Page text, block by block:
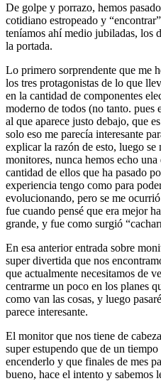
De golpe y porrazo, hemos
cotidiano estropeado y
teníamos ahí medio jubiladas, los
la portada.
Lo primero sorprendente que me
los tres protagonistas de lo que
en la cantidad de componentes
moderno de todos (no tanto.
al que aparece justo debajo, que
solo eso me parecía interesante
explicar la razón de esto, luego se
monitores, nunca hemos echo
cantidad de ellos que ha pasado
experiencia tengo como para
evolucionando, pero se me
fue cuando pensé que era mejor
grande, y fue como surgió
En esa anterior entrada sobre
super divertida que nos
que actualmente necesitamos de
centrarme un poco en los planes
como van las cosas, y luego
parece interesante.
El monitor que nos tiene de
super estupendo que de un
encenderlo y que finales de mes
bueno, hace el intento y sabemos